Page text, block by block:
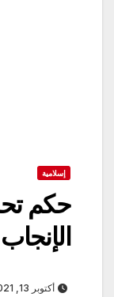
إسلامية
حكم
الإنجاب
أكتوبر 13, 2021